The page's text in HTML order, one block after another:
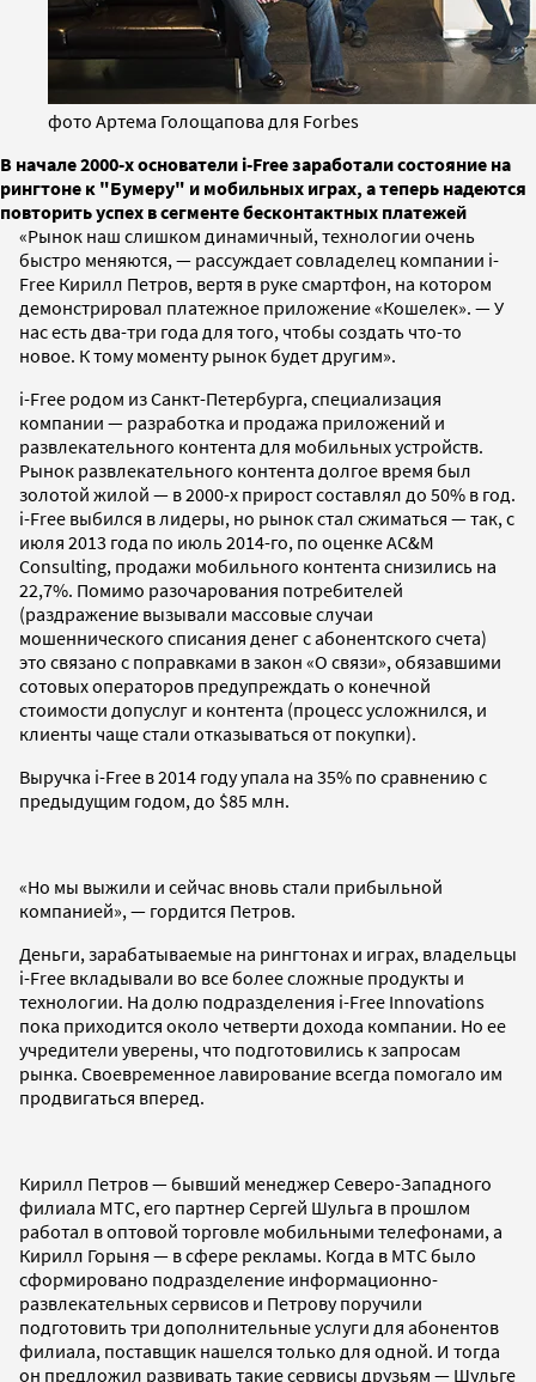
фото Артема Голощапова для Forbes
В начале 2000-х основатели i-Free заработали состояние на
рингтоне к "Бумеру" и мобильных играх, а теперь надеются
повторить успех в сегменте бесконтактных платежей
«Рынок наш слишком динамичный, технологии очень
быстро меняются, — рассуждает совладелец компании i-
Free Кирилл Петров, вертя в руке смартфон, на котором
демонстрировал платежное приложение «Кошелек». — У
нас есть два-три года для того, чтобы создать что-то
новое. К тому моменту рынок будет другим».
i-Free родом из Санкт-Петербурга, специализация
компании — разработка и продажа приложений и
развлекательного контента для мобильных устройств.
Рынок развлекательного контента долгое время был
золотой жилой — в 2000-х прирост составлял до 50% в год.
i-Free выбился в лидеры, но рынок стал сжиматься — так, с
июля 2013 года по июль 2014-го, по оценке AC&M
Consulting, продажи мобильного контента снизились на
22,7%. Помимо разочарования потребителей
(раздражение вызывали массовые случаи
мошеннического списания денег с абонентского счета)
это связано c поправками в закон «О связи», обязавшими
сотовых операторов предупреждать о конечной
стоимости допуслуг и контента (процесс усложнился, и
клиенты чаще стали отказываться от покупки).
Выручка i-Free в 2014 году упала на 35% по сравнению с
предыдущим годом, до $85 млн.
«Но мы выжили и сейчас вновь стали прибыльной
компанией», — гордится Петров.
Деньги, зарабатываемые на рингтонах и играх, владельцы
i-Free вкладывали во все более сложные продукты и
технологии. На долю подразделения i-Free Innovations
пока приходится около четверти дохода компании. Но ее
учредители уверены, что подготовились к запросам
рынка. Своевременное лавирование всегда помогало им
продвигаться вперед.
Кирилл Петров — бывший менеджер Северо-Западного
филиала МТС, его партнер Сергей Шульга в прошлом
работал в оптовой торговле мобильными телефонами, а
Кирилл Горыня — в сфере рекламы. Когда в МТС было
сформировано подразделение информационно-
развлекательных сервисов и Петрову поручили
подготовить три дополнительные услуги для абонентов
филиала, поставщик нашелся только для одной. И тогда
он предложил развивать такие сервисы друзьям — Шульге